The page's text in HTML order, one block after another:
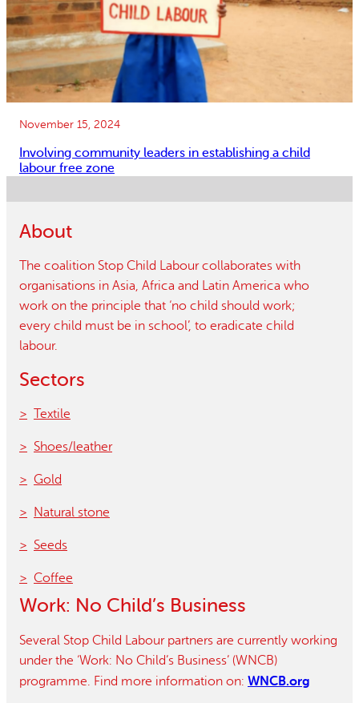
November 15, 2024
Involving community leaders in establishing a child
labour free zone
About
The coalition Stop Child Labour collaborates with
organisations in Asia, Africa and Latin America who
work on the principle that ‘no child should work;
every child must be in school’, to eradicate child
labour.
Sectors
Textile
Shoes/leather
Gold
Natural stone
Seeds
Coffee
Work: No Child’s Business
Several Stop Child Labour partners are currently working
under the ‘Work: No Child’s Business’ (WNCB)
programme. Find more information on: WNCB.org